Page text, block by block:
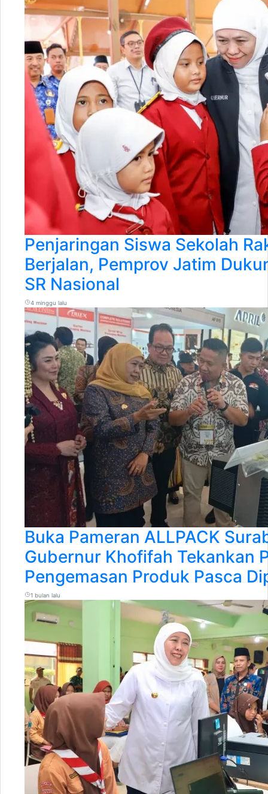
Penjaringan Siswa Sekolah
Berjalan, Pemprov Jatim
SR Nasional
4 minggu lalu
Buka Pameran ALLPACK
Gubernur Khofifah Tekankan
Pengemasan Produk Pasca
1 bulan lalu